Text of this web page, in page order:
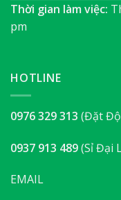
Thời gian làm việc:
pm
HOTLINE
0976 329 313 (Đặt
0937 913 489(Sỉ Đại
EMAIL